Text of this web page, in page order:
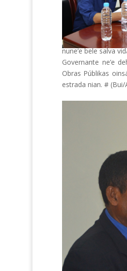
nune’e bele salva
Governante ne’e
Obras Públikas
estrada nian. # (Bui/